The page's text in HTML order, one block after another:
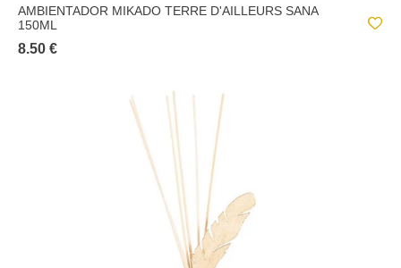
AMBIENTADOR MIKADO TERRE D'AILLEURS SANA
150ML
8.50 €